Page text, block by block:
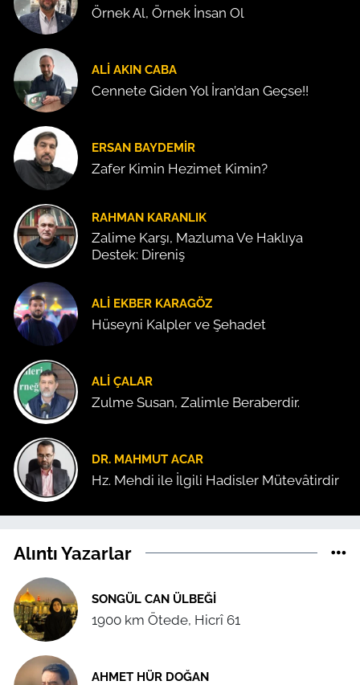
Örnek Al, Örnek İnsan Ol
ALI AKIN CABA
Cennete Giden Yol İran’dan Geçse!!
ERSAN BAYDEMIR
Zafer Kimin Hezimet Kimin?
RAHMAN KARANLIK
Zalime Karşı, Mazluma Ve Haklıya
Destek: Direniş
ALI EKBER KARAGÖZ
Hüseyni Kalpler ve Şehadet
ALI ÇALAR
Zulme Susan, Zalimle Beraberdir.
DR. MAHMUT ACAR
Hz. Mehdi ile İlgili Hadisler Mütevâtirdir
Alıntı Yazarlar
SONGÜL CAN ÜLBEĞI
1900 km Ötede, Hicrî 61
AHMET HÜR DOĞAN